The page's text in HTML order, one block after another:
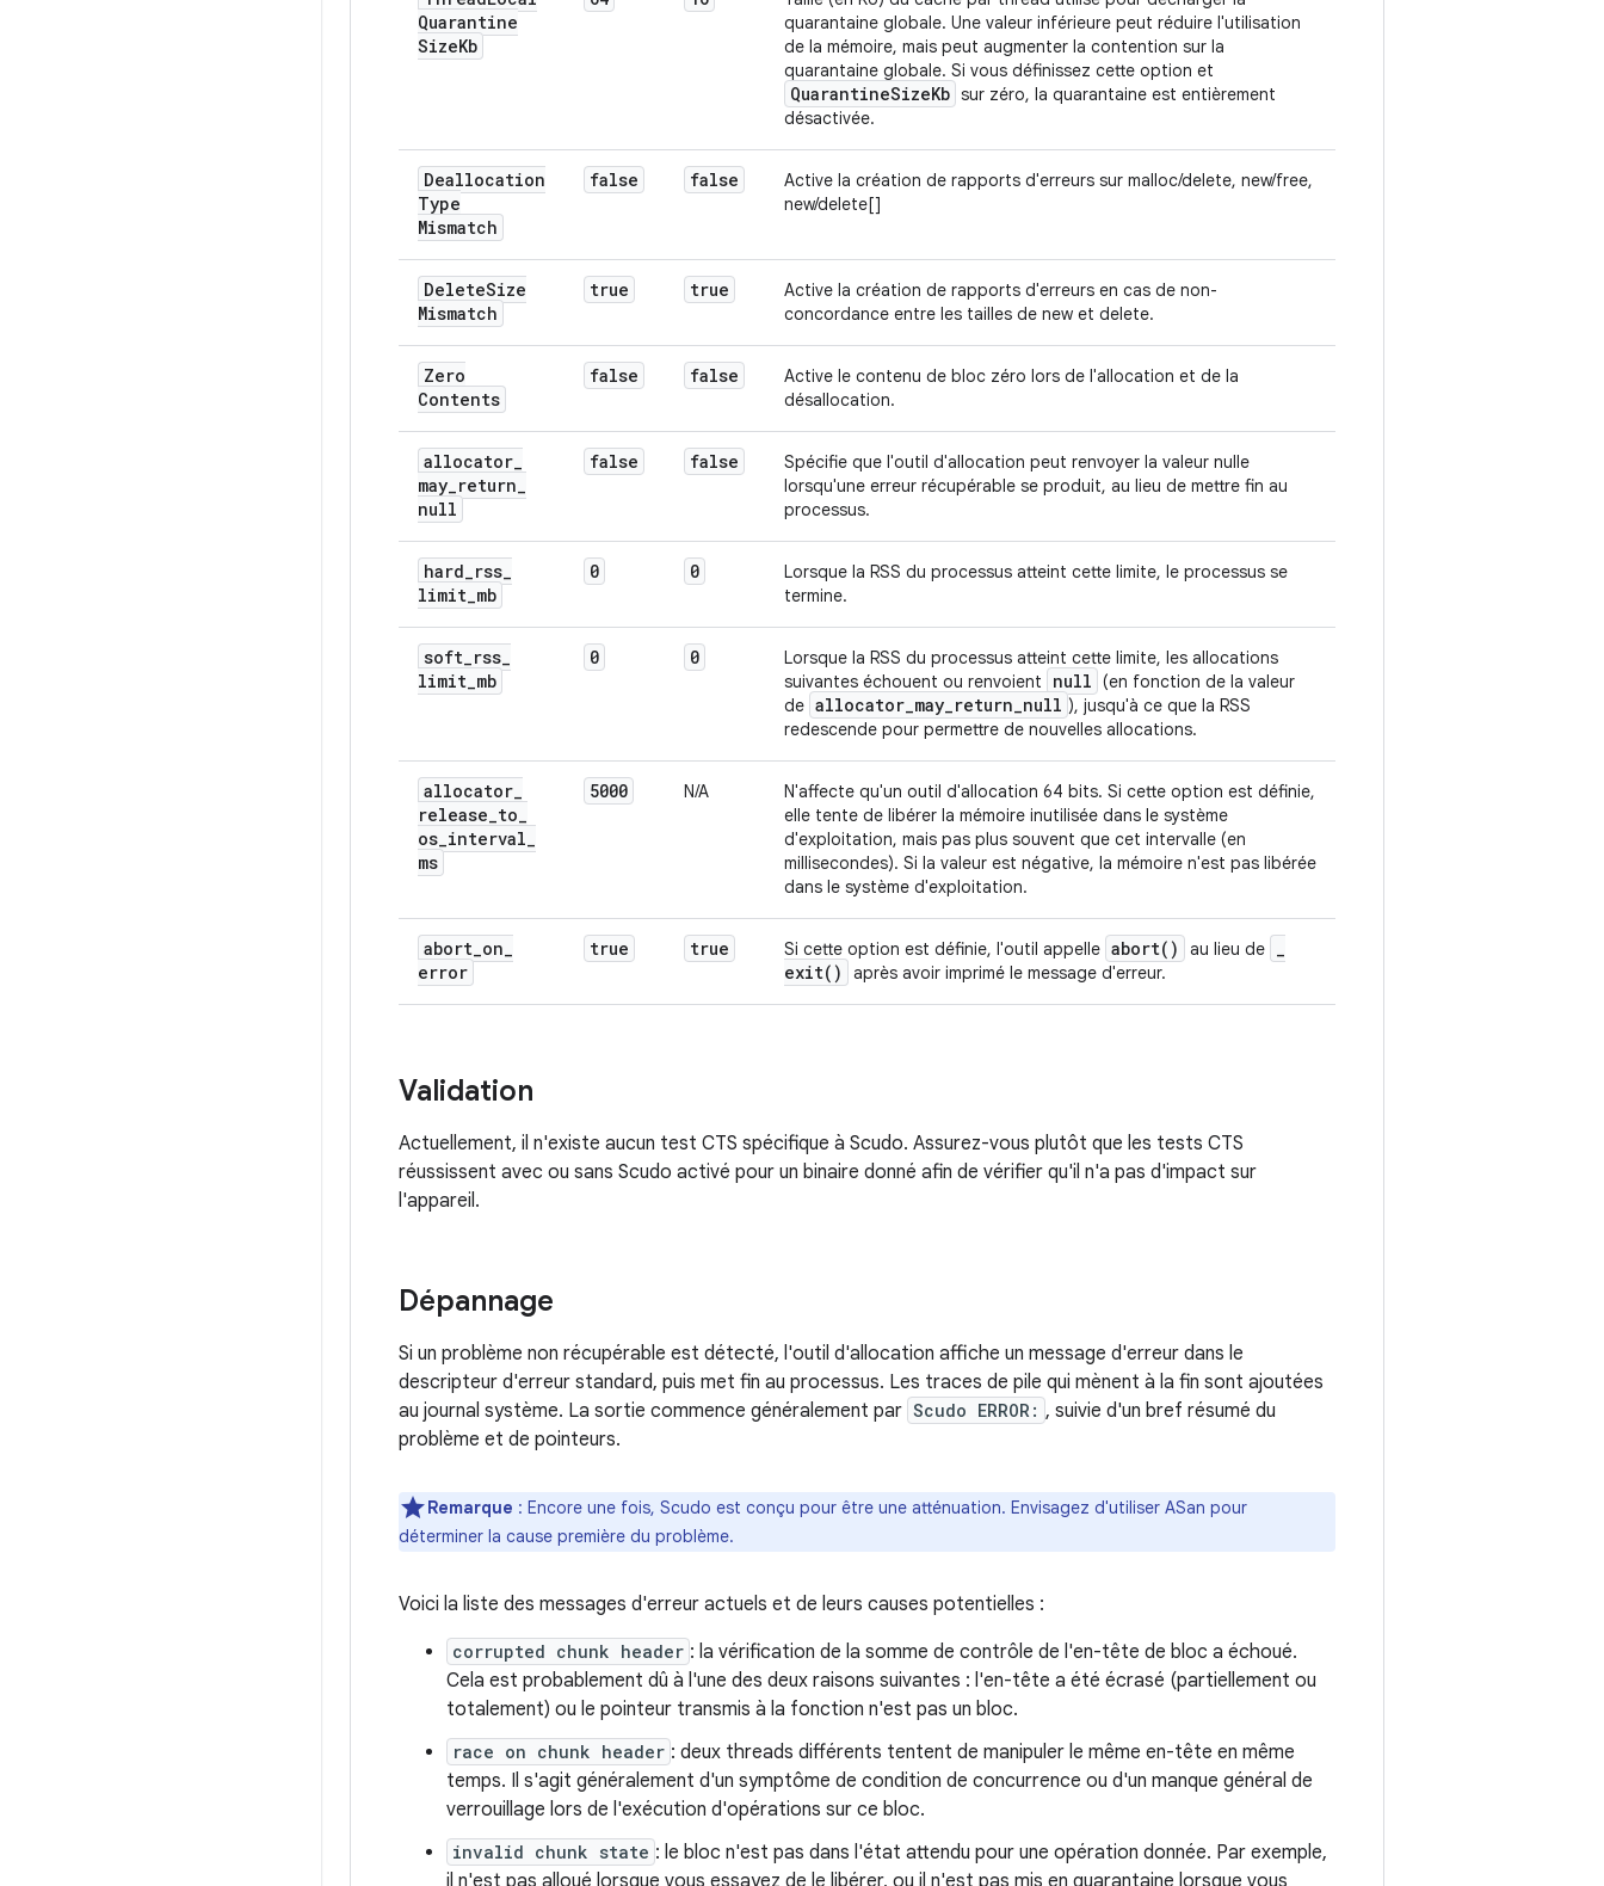
Quarantine
SizeKb
quarantaine globale. Une valeur inférieure peut réduire l'utilisation
de la mémoire, mais peut augmenter la contention sur la
quarantaine globale. Si vous définissez cette option et
QuarantineSizeKb sur zéro, la quarantaine est entièrement
désactivée.
Deallocation
Type
Mismatch
false false
Active la création de rapports d'erreurs sur malloc/delete, new/free,
new/delete[]
DeleteSize
Mismatch
true true
Active la création de rapports d'erreurs en cas de non-
concordance entre les tailles de new et delete.
Zero
Contents
false false
Active le contenu de bloc zéro lors de l'allocation et de la
désallocation.
allocator_
may_return_
null
false false
Spécifie que l'outil d'allocation peut renvoyer la valeur nulle
lorsqu'une erreur récupérable se produit, au lieu de mettre fin au
processus.
hard_rss_
limit_mb
0 0
Lorsque la RSS du processus atteint cette limite, le processus se
termine.
soft_rss_
limit_mb
0 0
Lorsque la RSS du processus atteint cette limite, les allocations
suivantes échouent ou renvoient
null (en fonction de la valeur
de allocator_may_return_null ), jusqu'à ce que la RSS
redescende pour permettre de nouvelles allocations.
allocator_
release_to_
os_interval_
ms
5000 N/A
N'affecte qu'un outil d'allocation 64 bits. Si cette option est définie,
elle tente de libérer la mémoire inutilisée dans le système
d'exploitation, mais pas plus souvent que cet intervalle (en
millisecondes). Si la valeur est négative, la mémoire n'est pas libérée
dans le système d'exploitation.
abort_on_
error
true true Si cette option est définie, l'outil appelle abort( ) au lieu de _
exit( ) après avoir imprimé le message d'erreur.
Validation
Actuellement, il n'existe aucun test CTS spécifique à Scudo. Assurez-vous plutôt que les tests CTS
réussissent avec ou sans Scudo activé pour un binaire donné afin de vérifier qu'il n'a pas d'impact sur
l'appareil.
Dépannage
Si un problème non récupérable est détecté, l'outil d'allocation affiche un message d'erreur dans le
descripteur d'erreur standard, puis met fin au processus. Les traces de pile qui mènent à la fin sont ajoutées
au journal système. La sortie commence généralement par Scudo ERROR: , suivie d'un bref résumé du
problème et de pointeurs.
Remarque : Encore une fois, Scudo est conçu pour être une atténuation. Envisagez d'utiliser ASan pour
déterminer la cause première du problème.
Voici la liste des messages d'erreur actuels et de leurs causes potentielles :
corrupted chunk header : la vérification de la somme de contrôle de l'en-tête de bloc a échoué.
Cela est probablement dû à l'une des deux raisons suivantes : l'en-tête a été écrasé (partiellement ou
totalement) ou le pointeur transmis à la fonction n'est pas un bloc.
race on chunk header : deux threads différents tentent de manipuler le même en-tête en même
temps. Il s'agit généralement d'un symptôme de condition de concurrence ou d'un manque général de
verrouillage lors de l'exécution d'opérations sur ce bloc.
invalid chunk state : le bloc n'est pas dans l'état attendu pour une opération donnée. Par exemple,
il n'est pas alloué lorsque vous essayez de le libérer, ou il n'est pas mis en quarantaine lorsque vous